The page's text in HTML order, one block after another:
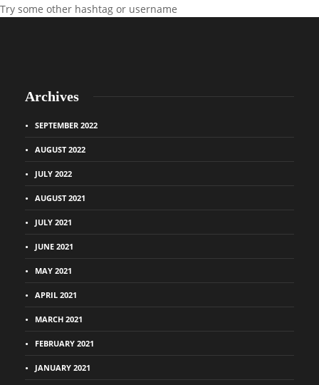
Try some other hashtag or username
Archives
SEPTEMBER 2022
AUGUST 2022
JULY 2022
AUGUST 2021
JULY 2021
JUNE 2021
MAY 2021
APRIL 2021
MARCH 2021
FEBRUARY 2021
JANUARY 2021